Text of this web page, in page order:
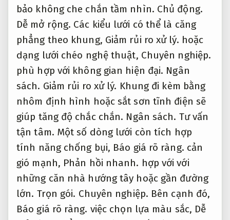
tính năng chống bụi,Báo giá rõ ràng.cản
gió mạnh,Phản hồi nhanh.hợp với với
những căn nhà hướng tây hoặc gần đường
lớn.Trọn gói. Chuyên nghiệp.Bên cạnh đó,
Báo giá rõ ràng.việc chọn lựa màu sắc,
mở rộng.kiểu đan lưới và chất liệu cũng
góp phần tạo điểm nhấn thẩm mỹ riêng biệt
cho ban công,Báo giá rõ ràng.sân thượng.
Tư vấn.
Các loại cửa lưới tiện nghi:Ngân sách.
Chuyên nghiệp.tự cuốn, Dễ triển
khai.xếp,Tư vấn tận tâm. lùa